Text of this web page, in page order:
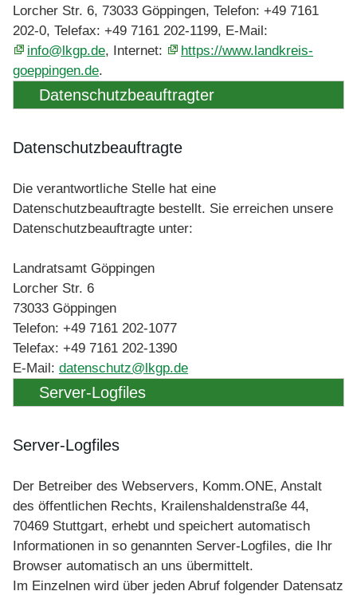
Lorcher Str. 6, 73033 Göppingen, Telefon: +49 7161
202-0, Telefax: +49 7161 202-1199, E-Mail:
info@lkgp.de, Internet:
https://www.landkreis-
goeppingen.de.
Datenschutzbeauftragter
Datenschutzbeauftragte
Die verantwortliche Stelle hat eine
Datenschutzbeauftragte bestellt. Sie erreichen unsere
Datenschutzbeauftragte unter:
Landratsamt Göppingen
Lorcher Str. 6
73033 Göppingen
Telefon: +49 7161 202-1077
Telefax: +49 7161 202-1390
E-Mail: datenschutz@lkgp.de
Server-Logfiles
Server-Logfiles
Der Betreiber des Webservers, Komm.ONE, Anstalt
des öffentlichen Rechts, Krailenshaldenstraße 44,
70469 Stuttgart, erhebt und speichert automatisch
Informationen in so genannten Server-Logfiles, die Ihr
Browser automatisch an uns übermittelt.
Im Einzelnen wird über jeden Abruf folgender Datensatz